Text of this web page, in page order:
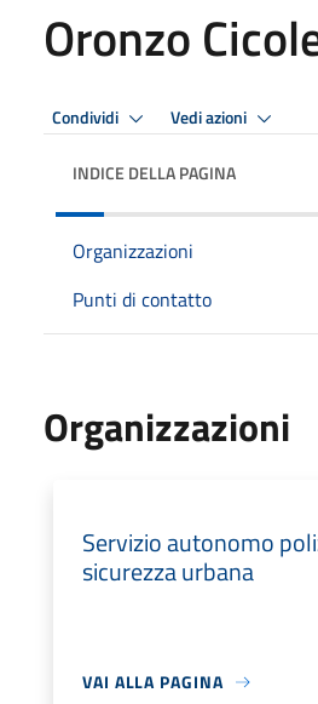
Oronzo
Condividi Vedi azioni
INDICE DELLA PAGINA
Organizzazioni
Punti di contatto
Organizzazioni
Servizio autonomo
sicurezza urbana
VAI ALLA PAGINA